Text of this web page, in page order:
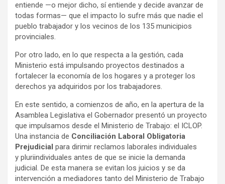
entiende —o mejor dicho, sí entiende y decide avanzar de
todas formas— que el impacto lo sufre más que nadie el
pueblo trabajador y los vecinos de los 135 municipios
provinciales.
Por otro lado, en lo que respecta a la gestión, cada
Ministerio está impulsando proyectos destinados a
fortalecer la economía de los hogares y a proteger los
derechos ya adquiridos por los trabajadores.
En este sentido, a comienzos de año, en la apertura de la
Asamblea Legislativa el Gobernador presentó un proyecto
que impulsamos desde el Ministerio de Trabajo: el ICLOP.
Una instancia de Conciliación Laboral Obligatoria
Prejudicial para dirimir reclamos laborales individuales
y pluriindividuales antes de que se inicie la demanda
judicial. De esta manera se evitan los juicios y se da
intervención a mediadores tanto del Ministerio de Trabajo